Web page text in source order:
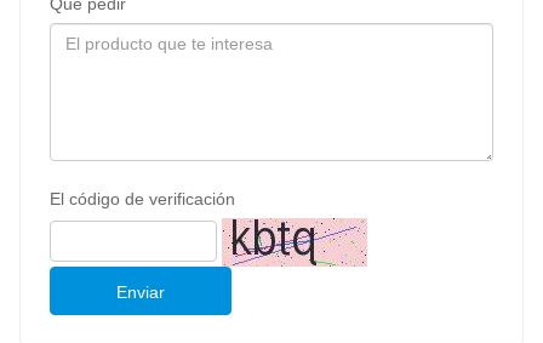
El código de verificación
Enviar